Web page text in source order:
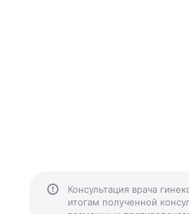
Консультация врача
итогам полученной